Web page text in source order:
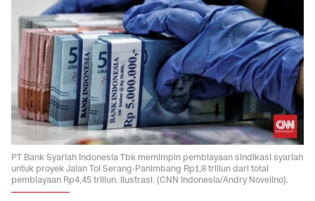
PT Bank Syariah Indonesia Tbk memimpin pembiayaan sindikasi syariah
untuk proyek Jalan Tol Serang-Panimbang Rp1,8 triliun dari total
pembiayaan Rp4,45 triliun. Ilustrasi. (CNN Indonesia/Andry Novelino).